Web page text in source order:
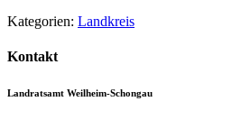
Kategorien: Landkreis
Kontakt
Landratsamt Weilheim-Schongau